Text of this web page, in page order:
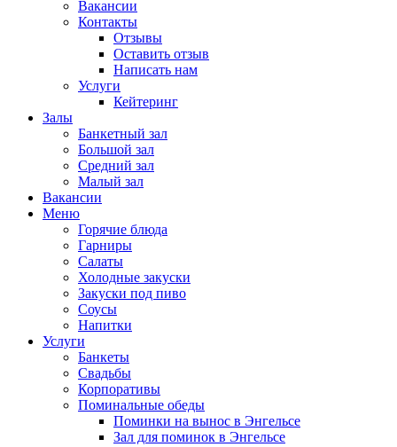
Вакансии
Контакты
Отзывы
Оставить отзыв
Написать нам
Услуги
Кейтеринг
Залы
Банкетный зал
Большой зал
Средний зал
Малый зал
Вакансии
Меню
Горячие блюда
Гарниры
Салаты
Холодные закуски
Закуски под пиво
Соусы
Напитки
Услуги
Банкеты
Свадьбы
Корпоративы
Поминальные обеды
Поминки на вынос в Энгельсе
Зал для поминок в Энгельсе